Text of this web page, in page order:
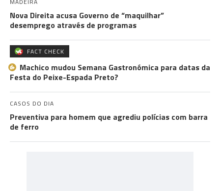
Nova Direita acusa Governo de “maquilhar”
desemprego através de programas
FACT CHECK
Machico mudou Semana Gastronómica para datas da
Festa do Peixe-Espada Preto?
CASOS DO DIA
Preventiva para homem que agrediu polícias com barra
de ferro